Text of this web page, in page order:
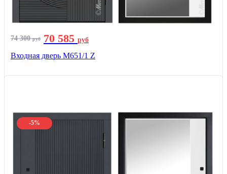
74 300руб 70 585 руб
Входная дверь М651/1 Z
-5%